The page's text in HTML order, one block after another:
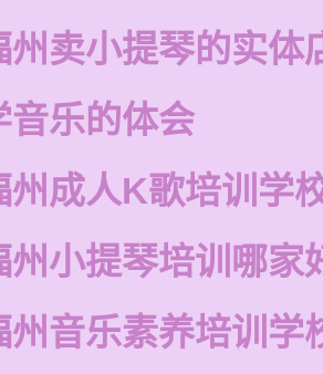
州卖小提琴的实体
音乐的体会
州成人K歌培训学
州小提琴培训哪家
州音乐素养培训学